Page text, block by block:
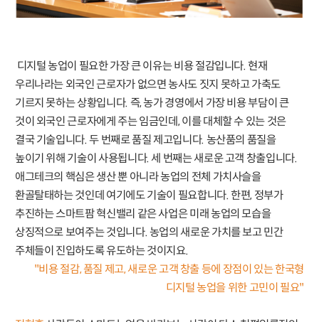
디지털 농업이 필요한 가장 큰 이유는 비용 절감입니다. 현재
우리나라는 외국인 근로자가 없으면 농사도 짓지 못하고 가축도
기르지 못하는 상황입니다. 즉, 농가 경영에서 가장 비용 부담이 큰
것이 외국인 근로자에게 주는 임금인데, 이를 대체할 수 있는 것은
결국 기술입니다. 두 번째로 품질 제고입니다. 농산품의 품질을
높이기 위해 기술이 사용됩니다. 세 번째는 새로운 고객 창출입니다.
애그테크의 핵심은 생산 뿐 아니라 농업의 전체 가치사슬을
환골탈태하는 것인데 여기에도 기술이 필요합니다. 한편, 정부가
추진하는 스마트팜 혁신밸리 같은 사업은 미래 농업의 모습을
상징적으로 보여주는 것입니다. 농업의 새로운 가치를 보고 민간
주체들이 진입하도록 유도하는 것이지요.
"비용 절감, 품질 제고, 새로운 고객 창출 등에 장점이 있는 한국형
디지털 농업을 위한 고민이 필요"